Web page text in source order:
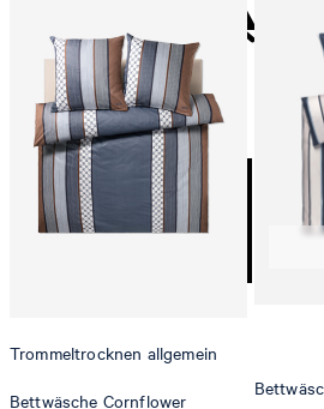
nicht bleichen
Trommeltrocknen allgemein
contact@strellson.com
Produzent
Strellson AG
Sonnenwiesenstrasse 21
8280 Kreuzlingen
Bettwäsche Cornflower